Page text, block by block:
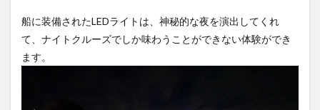
船に装備されたLEDライトは、神秘的な夜を演出してくれ
て、ナイトクルーズでしか味わうことができない体験ができ
ます。